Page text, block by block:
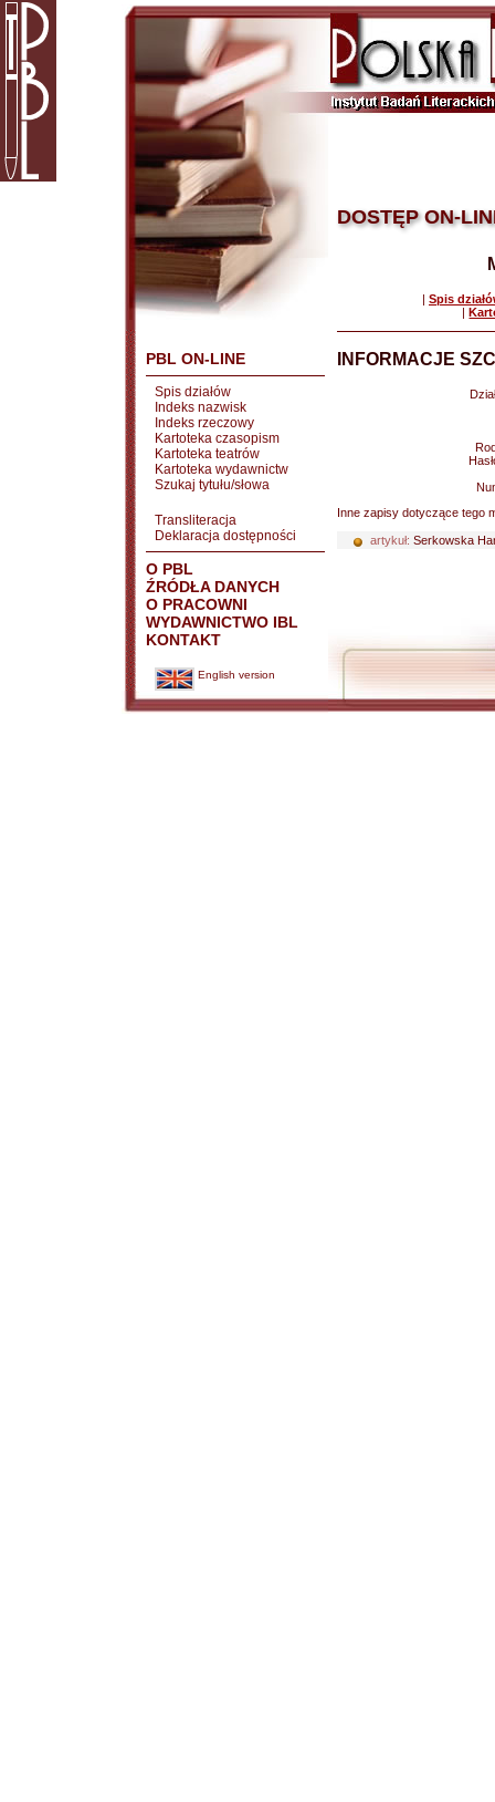
PBL ON-LINE
Spis działów
Indeks nazwisk
Indeks rzeczowy
Kartoteka czasopism
Kartoteka teatrów
Kartoteka wydawnictw
Szukaj tytułu/słowa
Transliteracja
Deklaracja dostępności
O PBL
ŹRÓDŁA DANYCH
O PRACOWNI
WYDAWNICTWO IBL
KONTAKT
English version
DOSTĘP ON-
| Spis
|
INFORMACJE
Inne zapisy dotyczące tego
artykuł: Serkowska